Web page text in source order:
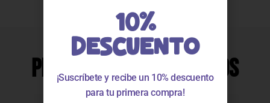
Productos Relacionados
10%
DESCUENTO
¡Suscríbete y recibe un 10% descuento
para tu primera compra!